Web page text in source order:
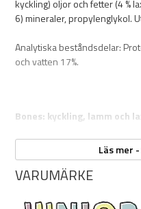
- Dots: kyckling och lax
kyckling) oljor och fetter (4 %
6) mineraler, propylenglykol.
Analytiska beståndsdelar:
och vatten 17%.
Bones: kyckling, lamm och
Sammansättning: Flingor,
animaliska bi-produkter (4%
fiskbiprodukter, 4% lax,
Läs mer
VARUMÄRKE